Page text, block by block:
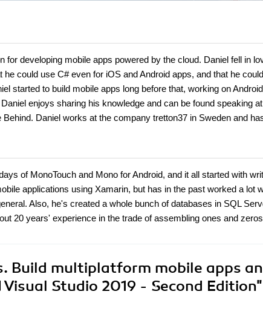
developing mobile apps powered by the cloud. Daniel fell in
could use C# even for iOS and Android apps, and that he
started to build mobile apps long before that, working on
enjoys sharing his knowledge and can be found speaking at
Daniel works at the company tretton37 in Sweden and
of MonoTouch and Mono for Android, and it all started with
applications using Xamarin, but has in the past worked a lot
Also, he's created a whole bunch of databases in SQL
20 years' experience in the trade of assembling ones and
Build multiplatform mobile apps
Studio 2019 - Second Edition"